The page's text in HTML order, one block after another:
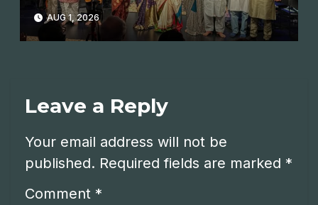
AUG 1, 2026
Leave a Reply
Your email address will not be
published. Required fields are marked *
Comment *